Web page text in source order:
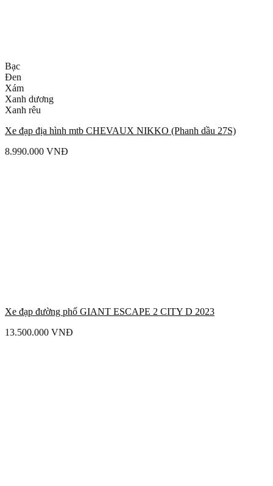
Bạc
Đen
Xám
Xanh dương
Xanh rêu
Xe đạp địa hình mtb CHEVAUX NIKKO (Phanh dầu 27S)
8.990.000 VNĐ
Xe đạp đường phố GIANT ESCAPE 2 CITY D 2023
13.500.000 VNĐ